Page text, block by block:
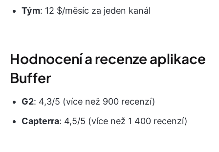
Tým: 12 $/měsíc za jeden kanál
Hodnocení a recenze aplikace
Buffer
G2: 4,3/5 (více než 900 recenzí)
Capterra: 4,5/5 (více než 1 400 recenzí)